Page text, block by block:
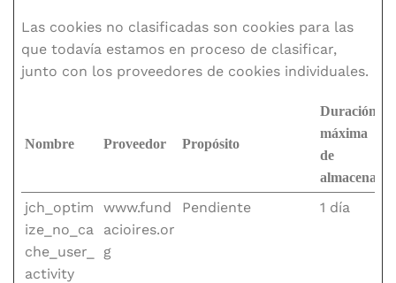
Las cookies no clasificadas son cookies para las
que todavía estamos en proceso de clasificar,
junto con los proveedores de cookies individuales.
Nombre Proveedor Propósito
Duración
máxima
de
jch_optim
ize_no_ca
che_user_
activity
www.fund
acioires.or
g
Pendiente 1 día